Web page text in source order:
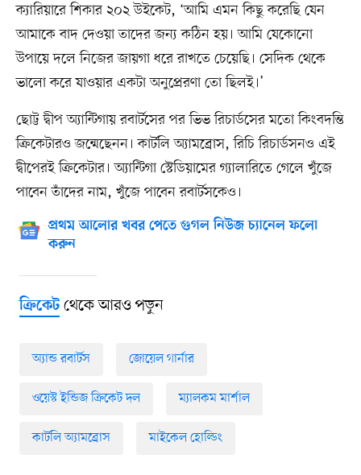
ক্যারিয়ারে শিকার ২০২ উইকেট, ‘আমি এমন কিছু করেছি যেন
আমাকে বাদ দেওয়া তাদের জন্য কঠিন হয়। আমি যেকোনো
উপায়ে দলে নিজের জায়গা ধরে রাখতে চেয়েছি। সেদিক থেকে
ভালো করে যাওয়ার একটা অনুপ্রেরণা তো ছিলই।’
ছোট্ট দ্বীপ অ্যান্টিগায় রবার্টসের পর ভিভ রিচার্ডসের মতো কিংবদন্তি
ক্রিকেটারও জন্মেছেনন। কার্টলি অ্যামব্রোস, রিচি রিচার্ডসনও এই
দ্বীপেরই ক্রিকেটার। অ্যান্টিগা স্টেডিয়ামের গ্যালারিতে গেলে খুঁজে
পাবেন তাঁদের নাম, খুঁজে পাবেন রবার্টসকেও।
প্রথম আলোর খবর পেতে গুগল নিউজ চ্যানেল ফলো
করুন
ক্রিকেটথেকে আরও পড়ুন
অ্যান্ড রবার্টস জোয়েল গার্নার
ওয়েস্ট ইন্ডিজ ক্রিকেট দল ম্যালকম মার্শাল
কার্টলি অ্যামব্রোস মাইকেল হোল্ডিং